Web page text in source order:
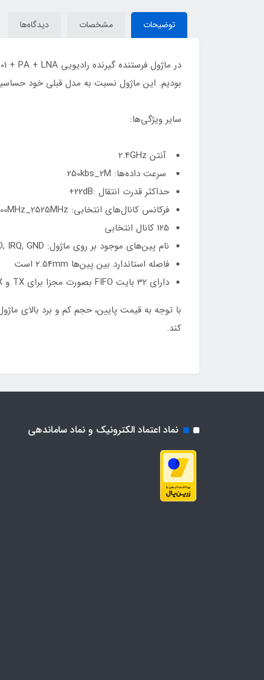
توضیحات مشخصات دیدگاه‌ها
بودیم. این ماژول نسبت به مدل قبلی خود حساسیت
سایر ویژگی‌ها:
آنتن 2.4GHz
سرعت داده‌ها: 250kbs_2M
حداکثر قدرت انتقال :22dB+
فرکانس کانال‌های انتخابی: 2400MHz_2525MHz
125 کانال انتخابی
نام پین‌های موجود بر روی ماژول: VCC, CE, CSN, SCK, MOSI, MISO, IRQ, GND
فاصله استاندارد بین پین‌ها 2.54mm است
داراي 32 بايت FIFO بصورت مجزا براي TX و RX
کند.
نماد اعتماد الکترونیک و نماد ساماندهی